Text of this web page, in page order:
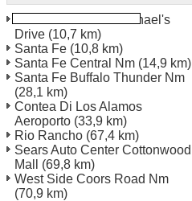
Santa Fe 1611 St Michael's
Drive (10,7 km)
Santa Fe (10,8 km)
Santa Fe Central Nm (14,9 km)
Santa Fe Buffalo Thunder Nm
(28,1 km)
Contea Di Los Alamos
Aeroporto (33,9 km)
Rio Rancho (67,4 km)
Sears Auto Center Cottonwood
Mall
(69,8 km)
West Side Coors Road Nm
(70,9 km)